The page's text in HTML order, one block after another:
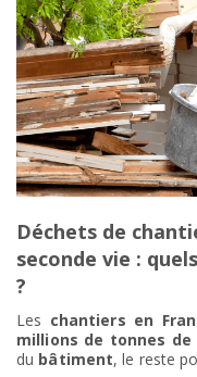
Déchets de
seconde vie :
?
Les chantiers en
millions de tonnes de
du bâtiment, le reste